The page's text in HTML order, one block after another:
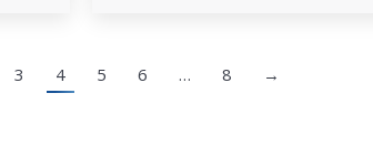
3 4 5 6 … 8 →